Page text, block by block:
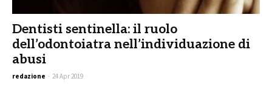
Dentisti sentinella: il ruolo
dell’odontoiatra nell’individuazione di
abusi
redazione - 24 Apr 2019